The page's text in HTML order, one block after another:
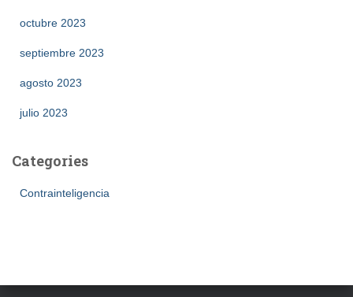
octubre 2023
septiembre 2023
agosto 2023
julio 2023
Categories
Contrainteligencia